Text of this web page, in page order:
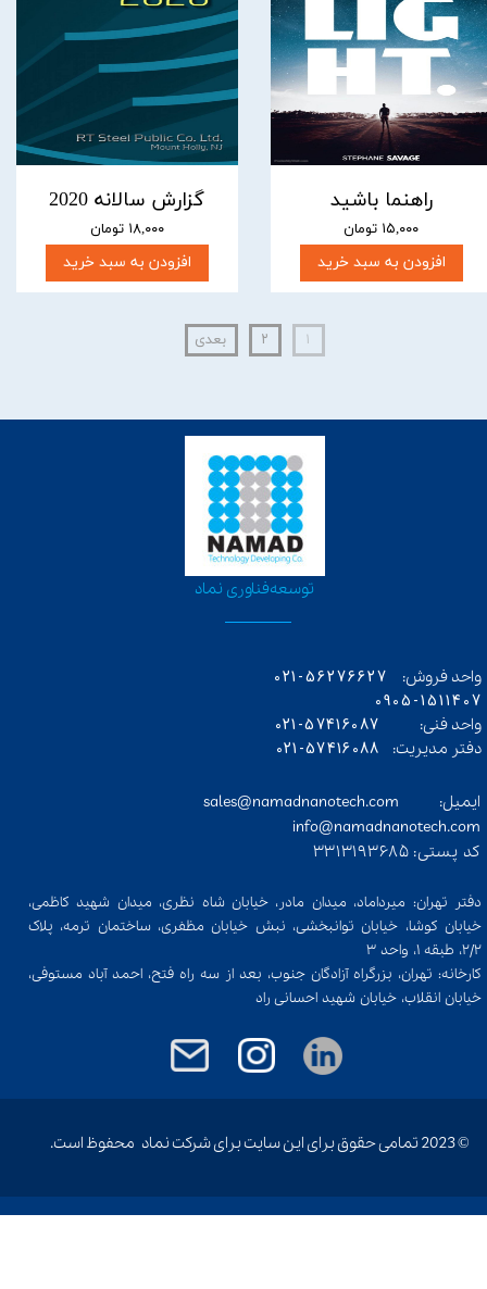
راهنما باشید
۱۵,۰۰۰ تومان
افزودن به سبد خرید
گزارش سالانه 2020
۱۸,۰۰۰ تومان
افزودن به سبد خرید
۱ ۲ بعدی
© 2023 تمامی حقوق برای این سایت برای شرکت نماد محفوظ است​​​​​​​.
واحد فروش: 56276627-021
0905-1511407
واحد فنی: 57416087-021
دفتر مدیریت: 57416088-021
​توسعه‌فناوری‌ نماد
ایمیل: sales@namadnanotech.com
info@namadnanotech.com​​​​​​​
کد پستی: 3313193685​​​​​​​
دفتر تهران: میرداماد، میدان مادر، خیابان شاه نظری، میدان شهید کاظمی،
خیابان کوشا، خیابان توانبخشی، نبش خیابان مظفری، ساختمان ترمه، پلاک
٢/٢، طبقه ١، واحد ٣
کارخانه: تهران، بزرگراه آزادگان جنوب، بعد از سه راه فتح، احمد آباد مستوفی،
خیابان انقلاب، خیابان شهید احسانی راد